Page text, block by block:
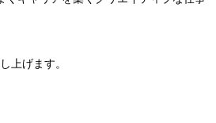
上げます。